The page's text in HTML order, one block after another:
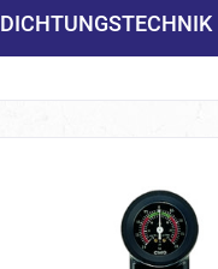
DICHTUNGSTECHNIK